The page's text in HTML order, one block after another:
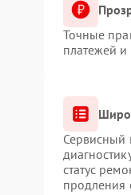
Точные
платежей и
Сервисный
статус
продления